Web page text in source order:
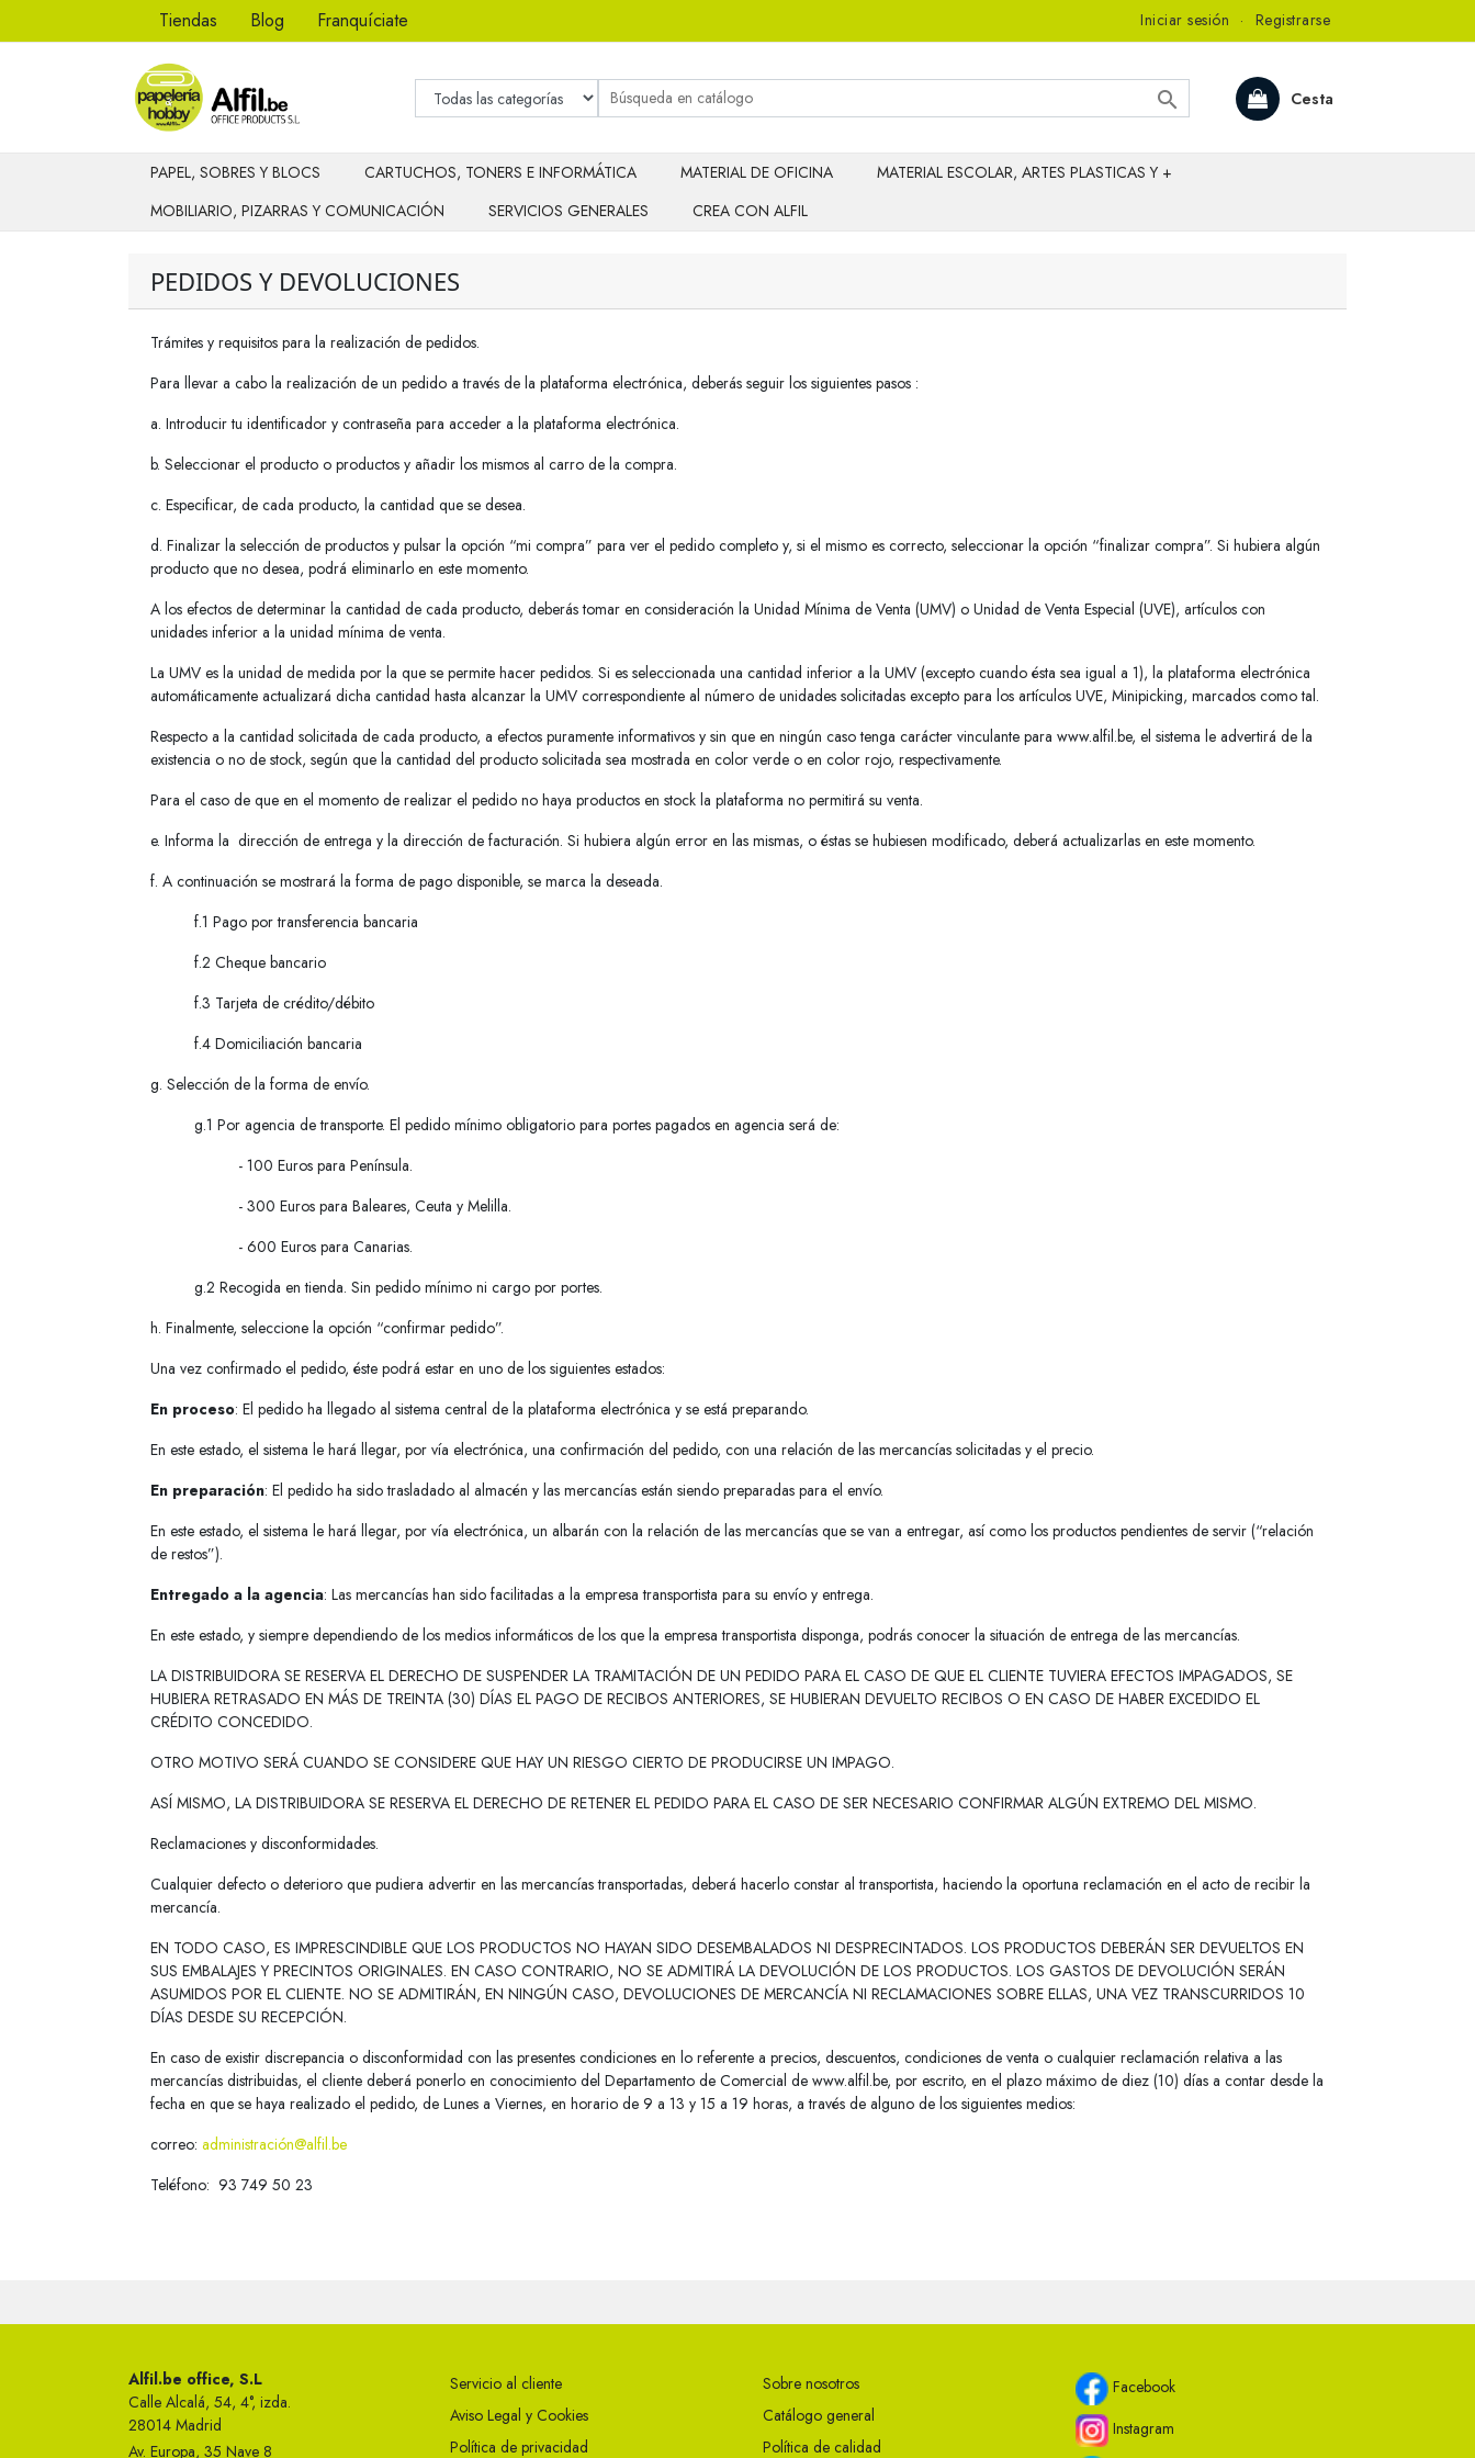
Tiendas Blog Franquíciate Iniciar sesión · Registrarse
Cesta

PAPEL, SOBRES Y BLOCS CARTUCHOS, TONERS E INFORMÁTICA MATERIAL DE OFICINA
MATERIAL ESCOLAR, ARTES PLASTICAS Y +
MOBILIARIO, PIZARRAS Y COMUNICACIÓN
SERVICIOS GENERALES CREA CON ALFIL
PEDIDOS Y DEVOLUCIONES
Trámites y requisitos para la realización de pedidos.
Para llevar a cabo la realización de un pedido a través de la plataforma electrónica, deberás seguir los siguientes pasos :
a. Introducir tu identificador y contraseña para acceder a la plataforma electrónica.
b. Seleccionar el producto o productos y añadir los mismos al carro de la compra.
c. Especificar, de cada producto, la cantidad que se desea.
d. Finalizar la selección de productos y pulsar la opción “mi compra” para ver el pedido completo y, si el mismo es correcto, seleccionar la opción “finalizar compra”. Si hubiera algún
producto que no desea, podrá eliminarlo en este momento.
A los efectos de determinar la cantidad de cada producto, deberás tomar en consideración la Unidad Mínima de Venta (UMV) o Unidad de Venta Especial (UVE), artículos con
unidades inferior a la unidad mínima de venta.
La UMV es la unidad de medida por la que se permite hacer pedidos. Si es seleccionada una cantidad inferior a la UMV (excepto cuando ésta sea igual a 1), la plataforma electrónica
automáticamente actualizará dicha cantidad hasta alcanzar la UMV correspondiente al número de unidades solicitadas excepto para los artículos UVE, Minipicking, marcados como tal.
Respecto a la cantidad solicitada de cada producto, a efectos puramente informativos y sin que en ningún caso tenga carácter vinculante para www.alfil.be, el sistema le advertirá de la
existencia o no de stock, según que la cantidad del producto solicitada sea mostrada en color verde o en color rojo, respectivamente.
Para el caso de que en el momento de realizar el pedido no haya productos en stock la plataforma no permitirá su venta.
e. Informa la dirección de entrega y la dirección de facturación. Si hubiera algún error en las mismas, o éstas se hubiesen modificado, deberá actualizarlas en este momento.
f. A continuación se mostrará la forma de pago disponible, se marca la deseada.
f.1 Pago por transferencia bancaria
f.2 Cheque bancario
f.3 Tarjeta de crédito/débito
f.4 Domiciliación bancaria
g. Selección de la forma de envío.
g.1 Por agencia de transporte. El pedido mínimo obligatorio para portes pagados en agencia será de:
- 100 Euros para Península.
- 300 Euros para Baleares, Ceuta y Melilla.
- 600 Euros para Canarias.
g.2 Recogida en tienda. Sin pedido mínimo ni cargo por portes.
h. Finalmente, seleccione la opción “confirmar pedido”.
Una vez confirmado el pedido, éste podrá estar en uno de los siguientes estados:
En proceso: El pedido ha llegado al sistema central de la plataforma electrónica y se está preparando.
En este estado, el sistema le hará llegar, por vía electrónica, una confirmación del pedido, con una relación de las mercancías solicitadas y el precio.
En preparación: El pedido ha sido trasladado al almacén y las mercancías están siendo preparadas para el envío.
En este estado, el sistema le hará llegar, por vía electrónica, un albarán con la relación de las mercancías que se van a entregar, así como los productos pendientes de servir (“relación
de restos”).
Entregado a la agencia: Las mercancías han sido facilitadas a la empresa transportista para su envío y entrega.
En este estado, y siempre dependiendo de los medios informáticos de los que la empresa transportista disponga, podrás conocer la situación de entrega de las mercancías.
LA DISTRIBUIDORA SE RESERVA EL DERECHO DE SUSPENDER LA TRAMITACIÓN DE UN PEDIDO PARA EL CASO DE QUE EL CLIENTE TUVIERA EFECTOS IMPAGADOS, SE
HUBIERA RETRASADO EN MÁS DE TREINTA (30) DÍAS EL PAGO DE RECIBOS ANTERIORES, SE HUBIERAN DEVUELTO RECIBOS O EN CASO DE HABER EXCEDIDO EL
CRÉDITO CONCEDIDO.
OTRO MOTIVO SERÁ CUANDO SE CONSIDERE QUE HAY UN RIESGO CIERTO DE PRODUCIRSE UN IMPAGO.
ASÍ MISMO, LA DISTRIBUIDORA SE RESERVA EL DERECHO DE RETENER EL PEDIDO PARA EL CASO DE SER NECESARIO CONFIRMAR ALGÚN EXTREMO DEL MISMO.
Reclamaciones y disconformidades.
Cualquier defecto o deterioro que pudiera advertir en las mercancías transportadas, deberá hacerlo constar al transportista, haciendo la oportuna reclamación en el acto de recibir la
mercancía.
EN TODO CASO, ES IMPRESCINDIBLE QUE LOS PRODUCTOS NO HAYAN SIDO DESEMBALADOS NI DESPRECINTADOS. LOS PRODUCTOS DEBERÁN SER DEVUELTOS EN
SUS EMBALAJES Y PRECINTOS ORIGINALES. EN CASO CONTRARIO, NO SE ADMITIRÁ LA DEVOLUCIÓN DE LOS PRODUCTOS. LOS GASTOS DE DEVOLUCIÓN SERÁN
ASUMIDOS POR EL CLIENTE. NO SE ADMITIRÁN, EN NINGÚN CASO, DEVOLUCIONES DE MERCANCÍA NI RECLAMACIONES SOBRE ELLAS, UNA VEZ TRANSCURRIDOS 10
DÍAS DESDE SU RECEPCIÓN.
En caso de existir discrepancia o disconformidad con las presentes condiciones en lo referente a precios, descuentos, condiciones de venta o cualquier reclamación relativa a las
mercancías distribuidas, el cliente deberá ponerlo en conocimiento del Departamento de Comercial de www.alfil.be, por escrito, en el plazo máximo de diez (10) días a contar desde la
fecha en que se haya realizado el pedido, de Lunes a Viernes, en horario de 9 a 13 y 15 a 19 horas, a través de alguno de los siguientes medios:
correo: administración@alfil.be
Teléfono: 93 749 50 23
Alfil.be office, S.L
Calle Alcalá, 54, 4°, izda.
28014 Madrid
Av. Europa, 35 Nave 8
Servicio al cliente
Aviso Legal y Cookies
Política de privacidad
Sobre nosotros
Catálogo general
Política de calidad
Facebook
Instagram